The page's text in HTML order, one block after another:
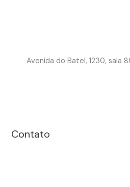
Avenida do Batel, 1230, sala
Contato